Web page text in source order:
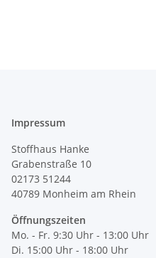
Impressum
Stoffhaus Hanke
Grabenstraße 10
02173 51244
40789 Monheim am Rhein
Öffnungszeiten
Mo. - Fr. 9:30 Uhr - 13:00 Uhr
Di. 15:00 Uhr - 18:00 Uhr